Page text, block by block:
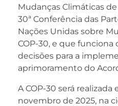
Mudanças Climáticas
30ª Conferência das
Nações Unidas sobre
COP-30, e que
decisões para a
aprimoramento do
A COP-30 será realizada
novembro de 2025, na